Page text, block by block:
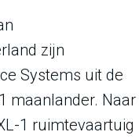
zijn
Systems uit de
maanlander. Naar
1 ruimtevaartuig